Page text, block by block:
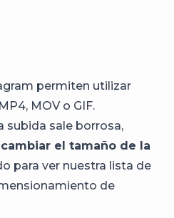
permiten utilizar
MOV o GIF.
subida sale borrosa,
cambiar el tamaño de la
para ver nuestra lista de
de